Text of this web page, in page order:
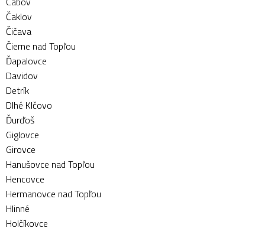
Čaklov
Čičava
Čierne nad Topľou
Ďapalovce
Davidov
Detrík
Dlhé Klčovo
Ďurďoš
Giglovce
Girovce
Hanušovce nad Topľou
Hencovce
Hermanovce nad Topľou
Hlinné
Holčíkovce